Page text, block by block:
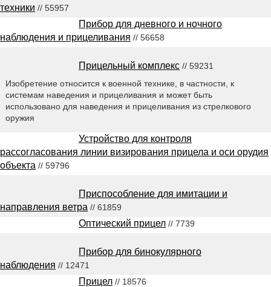
техники // 55957
Прибор для дневного и ночного
наблюдения и прицеливания // 56658
Прицельный комплекс // 59231
Изобретение относится к военной технике, в частности, к
системам наведения и прицеливания и может быть
использовано для наведения и прицеливания из стрелкового
оружия
Устройство для контроля
рассогласования линии визирования прицела и оси орудия
объекта // 59796
Приспособление для имитации и
направления ветра // 61859
Оптический прицел // 7739
Прибор для бинокулярного
наблюдения // 12471
Прицел // 18576